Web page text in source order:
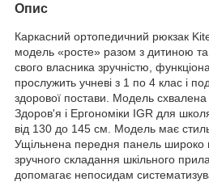
Опис
Каркасний ортопедичний рюкзак
модель «росте» разом з дитиною
свого власника зручністю,
прослужить учневі з 1 по 4 клас і
здорової постави. Модель схвалена
Здоров'я і Ергономіки IGR для
від 130 до 145 см. Модель має
Ущільнена передня панель широко
зручного складання шкільного
допомагає непосидам